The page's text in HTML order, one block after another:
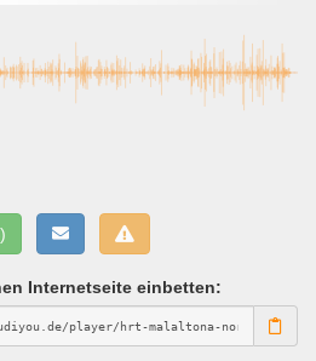
Internetseite einbetten: